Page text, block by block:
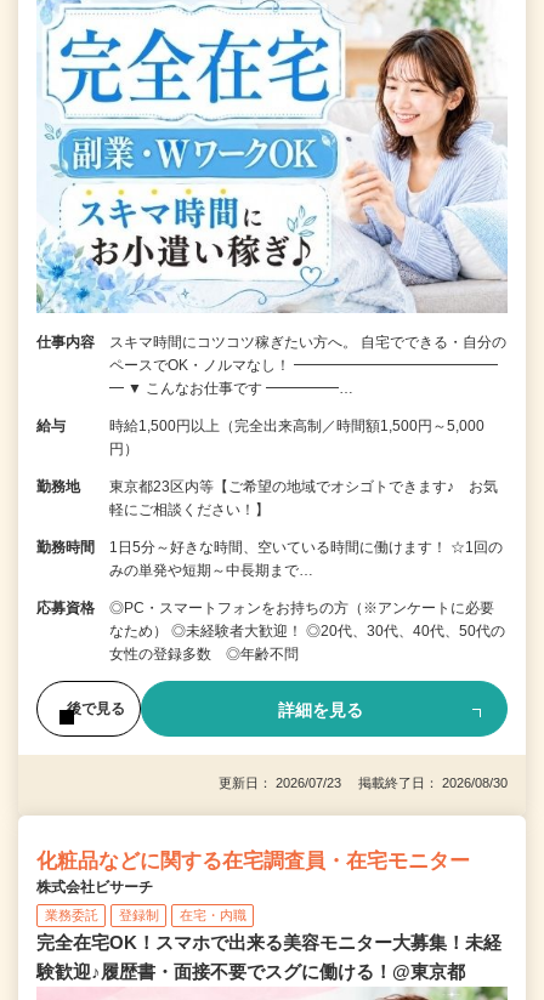
仕事内容
スキマ時間にコツコツ稼ぎたい方へ。 自宅でできる・自分の
ペースでOK・ノルマなし！ ━━━━━━━━━━━━━━
━ ▼ こんなお仕事です ━━━━━…
給与
時給1,500円以上（完全出来高制／時間額1,500円～5,000
円）
勤務地
東京都23区内等【ご希望の地域でオシゴトできます♪ お気
軽にご相談ください！】
勤務時間
1日5分～好きな時間、空いている時間に働けます！ ☆1回の
みの単発や短期～中長期まで…
応募資格
◎PC・スマートフォンをお持ちの方（※アンケートに必要
なため） ◎未経験者大歓迎！ ◎20代、30代、40代、50代の
女性の登録多数 ◎年齢不問
後で見る 詳細を見る
更新日： 2026/07/23 掲載終了日： 2026/08/30
化粧品などに関する在宅調査員・在宅モニター
株式会社ビサーチ
業務委託 登録制 在宅・内職
完全在宅OK！スマホで出来る美容モニター大募集！未経
験歓迎♪履歴書・面接不要でスグに働ける！@東京都